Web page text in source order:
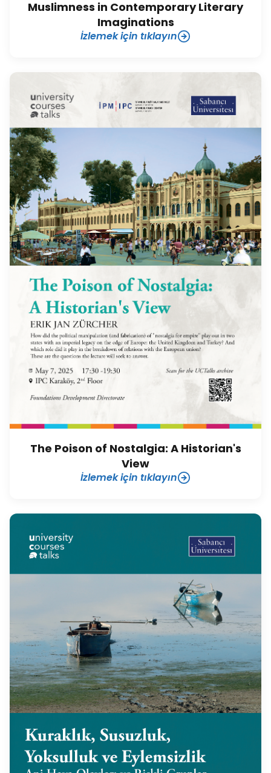
Muslimness in Contemporary Literary
Imaginations
İzlemek için tıklayın
The Poison of Nostalgia: A Historian's
View
İzlemek için tıklayın